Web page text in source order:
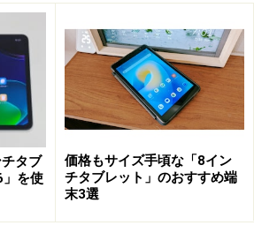
る「Kindle Oasis」
タブ
を使
価格もサイズ手頃な「8イン
チタブレット」のおすすめ端
末3選